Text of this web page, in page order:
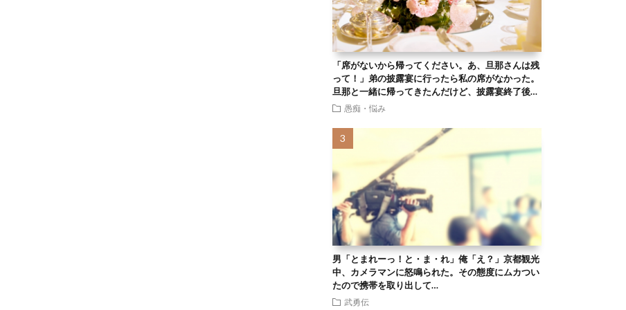
「席がないから帰ってください。あ、旦那さんは残
って！」弟の披露宴に行ったら私の席がなかった。
旦那と一緒に帰ってきたんだけど、披露宴終了後…
愚痴・悩み
男「とまれーっ！と・ま・れ」俺「え？」京都観光
中、カメラマンに怒鳴られた。その態度にムカつい
たので携帯を取り出して…
武勇伝